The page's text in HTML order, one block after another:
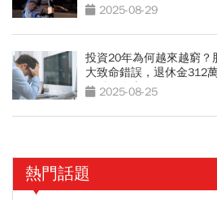
2025-08-29
投資20年為何越來越窮
大致命錯誤，退休金312
身財務自由
2025-08-25
熱門話題